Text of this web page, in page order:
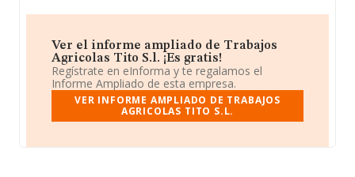
Ver el informe ampliado de Trabajos
Agricolas Tito S.l. ¡Es gratis!
Regístrate en eInforma y te regalamos el
Informe Ampliado de esta empresa.
VER INFORME AMPLIADO DE TRABAJOS
AGRICOLAS TITO S.L.